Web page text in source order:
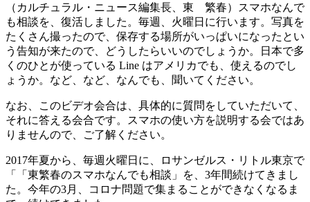
（カルチュラル・ニュース編集長、東 繁春）スマホなんで
も相談を、復活しました。毎週、火曜日に行います。写真を
たくさん撮ったので、保存する場所がいっぱいになったとい
う告知が来たので、どうしたらいいのでしょうか。日本で多
くのひとが使っている Line はアメリカでも、使えるのでし
ょうか。など、など、なんでも、聞いてください。
なお、このビデオ会合は、具体的に質問をしていただいて、
それに答える会合です。スマホの使い方を説明する会ではあ
りませんので、ご了解ください。
2017年夏から、毎週火曜日に、ロサンゼルス・リトル東京で
「「東繁春のスマホなんでも相談」を、3年間続けてきまし
た。今年の3月、コロナ問題で集まることができなくなるま